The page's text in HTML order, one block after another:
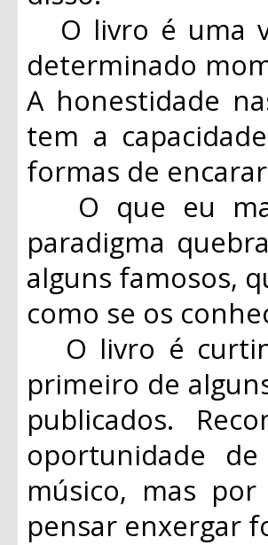
O livro é uma
determinado
A honestidade
tem a
formas de
O que eu
paradigma
alguns famosos,
como se os
O livro é
primeiro de
publicados.
oportunidade
músico, mas
pensar enxergar